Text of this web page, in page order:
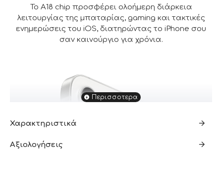
Το Α18 chip προσφέρει ολοήμερη διάρκεια
λειτουργίας της μπαταρίας, gaming και τακτικές
ενημερώσεις του iOS, διατηρώντας το iPhone σου
σαν καινούργιο για χρόνια.
Χαρακτηριστικά
Αξιολογήσεις